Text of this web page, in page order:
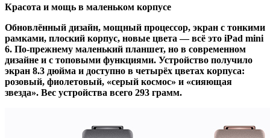
Space
Красота и мощь в маленьком корпусе
Обновлённый дизайн, мощный процессор, экран с тонкими
рамками, плоский корпус, новые цвета — всё это iPad mini
6. По-прежнему маленький планшет, но в современном
дизайне и с топовыми функциями. Устройство получило
экран 8.3 дюйма и доступно в четырёх цветах корпуса:
розовый, фиолетовый, «серый космос» и «сияющая
звезда». Вес устройства всего 293 грамм.